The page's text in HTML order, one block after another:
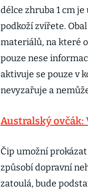
délce zhruba 1 cm
podkoží zvířete.
materiálů, na které
pouze nese
aktivuje se pouze v
nevyzařuje a
Australský ovčák:
Čip umožní
způsobí dopravní
zatoulá, bude